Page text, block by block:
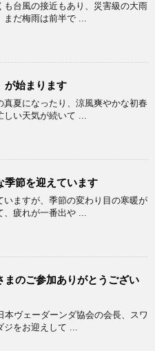
も台風の接近もあり、災害級の大雨
まだ梅雨は前半で ...
が始まります
真夏になったり、涼風爽やかな初春
しい天気が続いて ...
季節を迎えています
いますが、季節の変わり目の寒暖が
、疲れが一番出や ...
まのご参加ありがとうござい
本ヴェーダーンダ協会の会長、スワ
ジをお迎えして ...